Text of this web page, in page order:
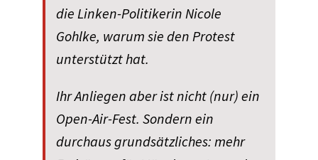
die Linken-Politikerin Nicole
Gohlke, warum sie den Protest
unterstützt hat.
Ihr Anliegen aber ist nicht (nur) ein
Open-Air-Fest. Sondern ein
durchaus grundsätzliches: mehr